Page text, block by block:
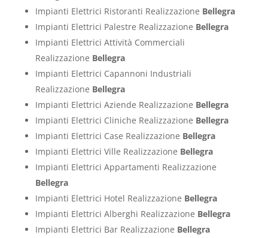
Impianti Elettrici Ristoranti Realizzazione Bellegra
Impianti Elettrici Palestre Realizzazione Bellegra
Impianti Elettrici Attività Commerciali
Realizzazione Bellegra
Impianti Elettrici Capannoni Industriali
Realizzazione Bellegra
Impianti Elettrici Aziende Realizzazione Bellegra
Impianti Elettrici Cliniche Realizzazione Bellegra
Impianti Elettrici Case Realizzazione Bellegra
Impianti Elettrici Ville Realizzazione Bellegra
Impianti Elettrici Appartamenti Realizzazione
Bellegra
Impianti Elettrici Hotel Realizzazione Bellegra
Impianti Elettrici Alberghi Realizzazione Bellegra
Impianti Elettrici Bar Realizzazione Bellegra